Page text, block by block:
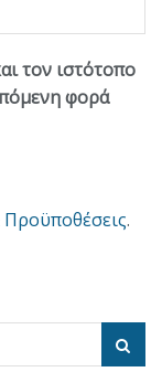
τον ιστότοπο
φορά
.